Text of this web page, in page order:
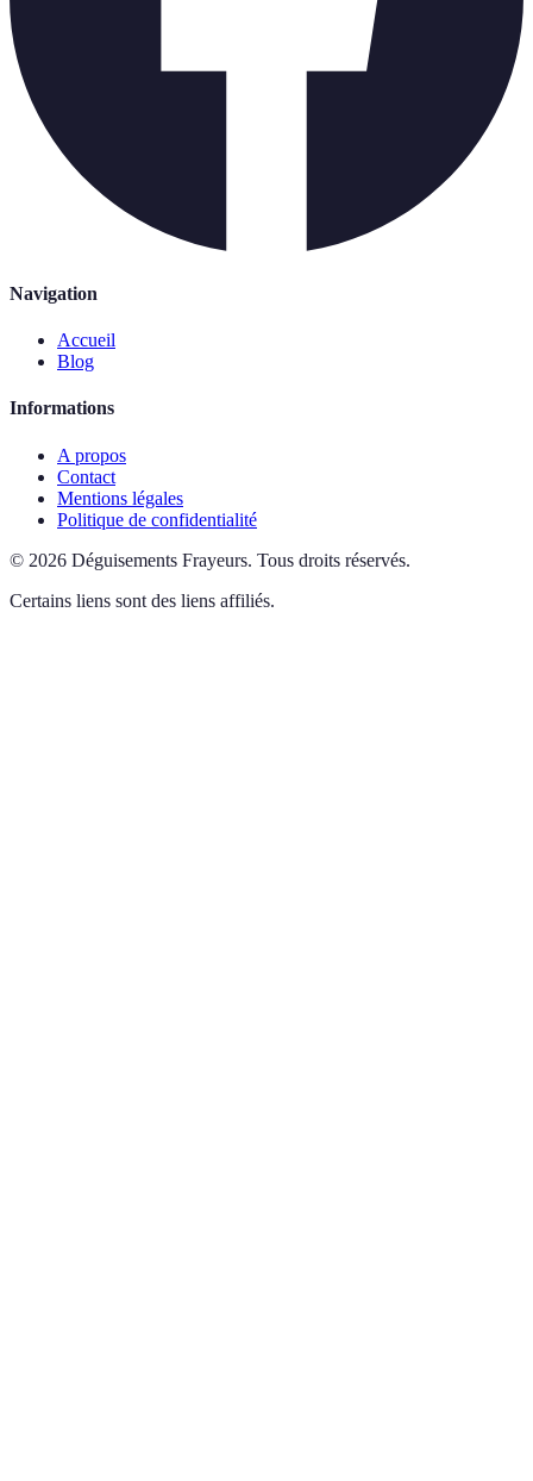
Navigation
Accueil
Blog
Informations
A propos
Contact
Mentions légales
Politique de confidentialité
© 2026 Déguisements Frayeurs. Tous droits réservés.
Certains liens sont des liens affiliés.